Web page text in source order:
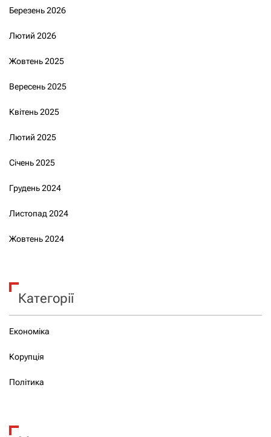
Березень 2026
Лютий 2026
Жовтень 2025
Вересень 2025
Квітень 2025
Лютий 2025
Січень 2025
Грудень 2024
Листопад 2024
Жовтень 2024
Категорії
Економіка
Корупція
Політика